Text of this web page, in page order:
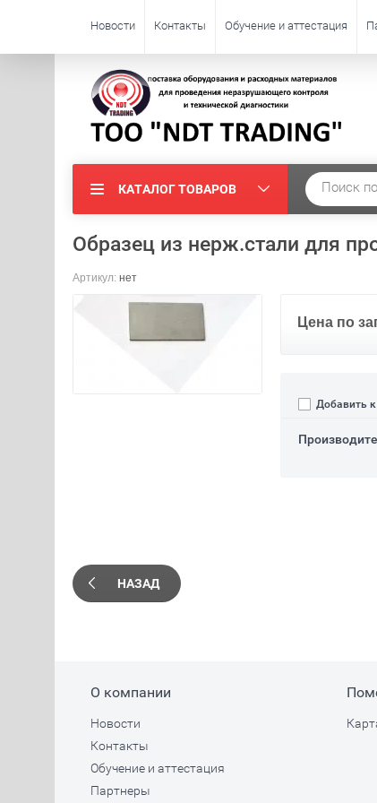
Новости Контакты Обучение и аттестация
КАТАЛОГ ТОВАРОВ
Образец из нерж.стали для
Артикул: нет
Цена по
Добавить
НАЗАД
О компании
Новости
Контакты
Обучение и аттестация
Партнеры